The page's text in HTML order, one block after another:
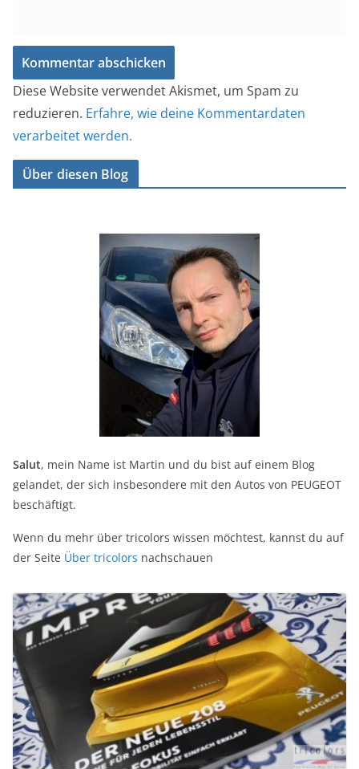
Diese Website verwendet Akismet, um Spam zu
reduzieren. Erfahre, wie deine Kommentardaten
verarbeitet werden.
Über diesen Blog
Salut, mein Name ist Martin und du bist auf einem Blog
gelandet, der sich insbesondere mit den Autos von PEUGEOT
beschäftigt.
Wenn du mehr über tricolors wissen möchtest, kannst du auf
der Seite Über tricolors nachschauen